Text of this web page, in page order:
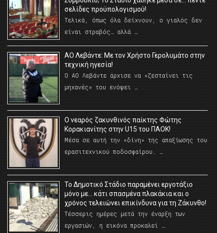
σελίδες προϋπολογισμού!
Τελικά, όπως όλα δείχνουν, ο γιαλός δεν
είναι στραβός… αλλά …
ΑΟ Λεβάντε: Με τον Χρήστο Γερολυμάτο στην
τεχνική ηγεσία!
Ο ΑΟ Λεβάντε άρχισε να «ζεσταίνει τις
μηχανές» του ενόψει …
O νεαρός ζακυνθινός παίκτης Φώτης
Κορακιανίτης στην U15 του ΠΑΟΚ!
Μέσα σε αυτή την «δίνη» της απαξίωσης του
ερασιτεχνικού ποδοσφαίρου. …
Το Δημοτικό Στάδιο παραμένει εργοτάξιο
μόνο με… κάτι σπασμένα πλακάκια και ο
χρόνος τελειώνει επικίνδυνα για τη Ζάκυνθο!
Τέσσερις ημέρες μετά την έναρξη των
εργασιών, η εικόνα προκαλεί …